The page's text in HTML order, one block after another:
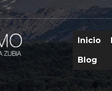
Inicio
Blog